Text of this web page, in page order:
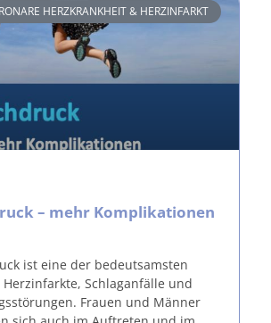
HERZKRANKHEIT & HERZINFARKT
– mehr Komplikationen
ist eine der bedeutsamsten
Schlaganfälle und
Frauen und Männer